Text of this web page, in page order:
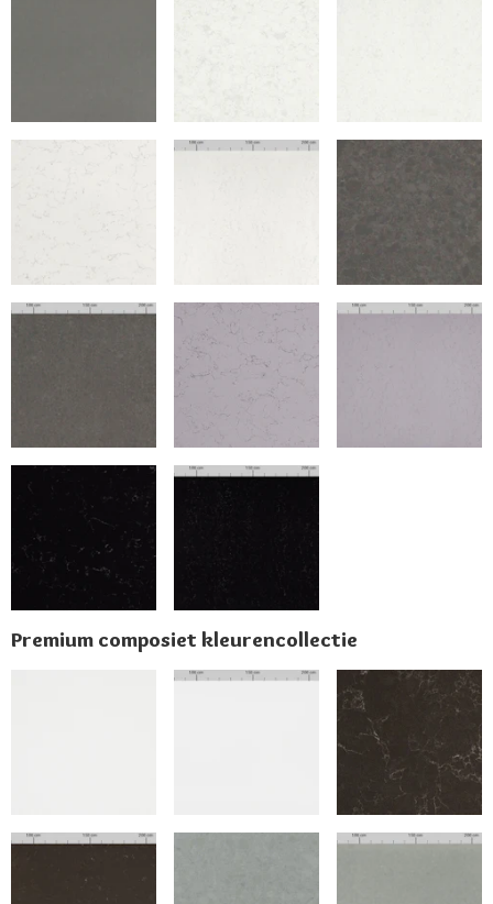
Premium composiet kleurencollectie